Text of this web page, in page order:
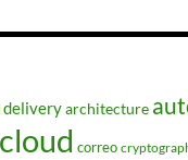
deliveryarchitecture
cloud correo